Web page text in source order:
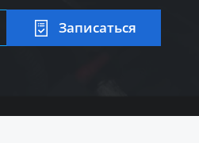
Записаться